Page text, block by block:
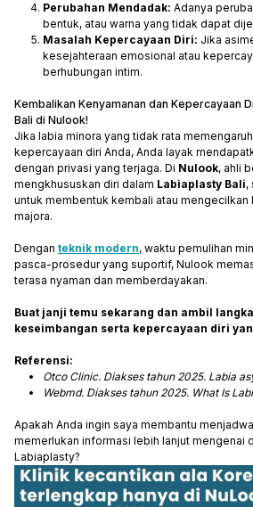
Perubahan Mendadak: Adanya
bentuk, atau warna yang tidak dapat
Masalah Kepercayaan Diri: Jika
kesejahteraan emosional atau
berhubungan intim.
Kembalikan Kenyamanan dan Kepercayaan
Bali di Nulook!
Jika labia minora yang tidak rata
kepercayaan diri Anda, Anda layak
dengan privasi yang terjaga. Di Nulook, ahli
mengkhususkan diri dalam Labiaplasty Bali,
untuk membentuk kembali atau mengecilkan
majora.
Dengan teknik modern, waktu pemulihan
pasca-prosedur yang suportif, Nulook
terasa nyaman dan memberdayakan.
Buat janji temu sekarang dan ambil
keseimbangan serta kepercayaan diri
Referensi:
Otco Clinic. Diakses tahun 2025. Labia
Webmd. Diakses tahun 2025. What Is
Apakah Anda ingin saya membantu
memerlukan informasi lebih lanjut mengenai
Labiaplasty?